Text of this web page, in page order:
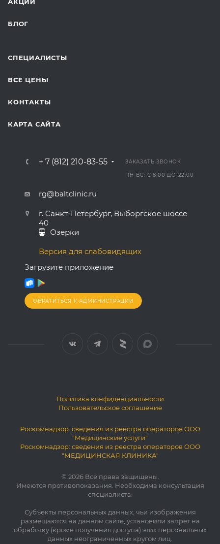
БЛОГ
СПЕЦИАЛИСТЫ
ВСЕ ЦЕНЫ
КОНТАКТЫ
КАРТА САЙТА
+ 7 (812) 210-83-55 ЗАКАЗАТЬ ЗВОНОК
ПН-ВС: С 8:00 ДО 22:00
rg@baltclinic.ru
г. Санкт-Петербург, Выборгское шоссе
40
Озерки
Версия для слабовидящих
Загрузите приложение
ОБРАТИТЬСЯ К АДМИНИСТРАЦИИ
Политика конфиденциальности
Пользовательское соглашение
Роскомнадзор: сведения из реестра операторов ООО
"Медицинские услуги"
Роскомнадзор: сведения из реестра операторов ООО
"МЕДИЦИНСКАЯ КЛИНИКА"
© 2026 Все права защищены.
Имеются противопоказания. Необходима консультация
специалиста.
Субъекты персональных данных, чьи изображения
размещаются на данном сайте, установили запрет на
обработку (кроме получения доступа) этих персональных
данных неограниченных кругом лиц.